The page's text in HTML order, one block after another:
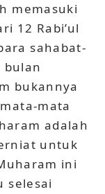
memasuki
12 Rabi’ul
sahabat-
bulan
bukannya
mata
adalah
untuk
ini
selesai